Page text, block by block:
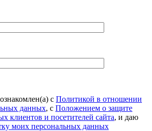
с Политикой в отношении
данных, с Положением о защите
клиентов и посетителей сайта, и даю
моих персональных данных